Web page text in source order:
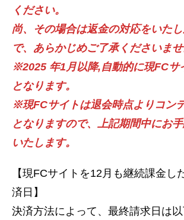
ください。
尚、その場合は返金の対応をいた
で、あらかじめご了承くださいませ
※2025 年1月以降,自動的に現FCサ
となります。
※現FCサイトは退会時点よりコン
となりますので、上記期間中にお
いたします。
【現FCサイトを12月も継続課金し
済日】
決済方法によって、最終請求日は